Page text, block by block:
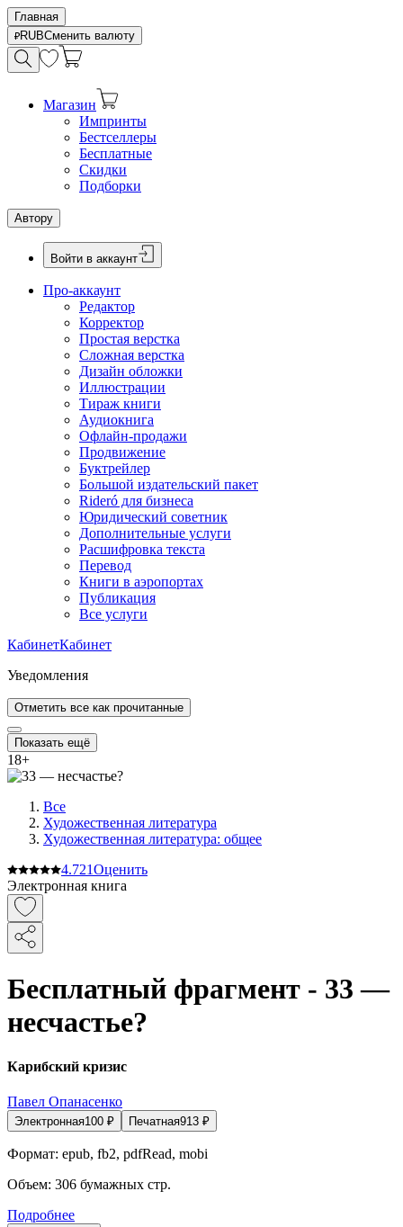
Главная
RUBСменить валюту
Магазин
Импринты
Бестселлеры
Бесплатные
Скидки
Подборки
Автору
Войти в аккаунт
Про-аккаунт
Редактор
Корректор
Простая верстка
Сложная верстка
Дизайн обложки
Иллюстрации
Тираж книги
Аудиокнига
Офлайн-продажи
Продвижение
Буктрейлер
Большой издательский пакет
Rideró для бизнеса
Юридический советник
Дополнительные услуги
Расшифровка текста
Перевод
Книги в аэропортах
Публикация
Все услуги
КабинетКабинет
Уведомления
Отметить все как прочитанные
Показать ещё
18+
Все
Художественная литература
Художественная литература: общее
4.721Оценить
Электронная книга
Бесплатный фрагмент - 33 —
несчастье?
Карибский кризис
Павел Опанасенко
Электронная100 ₽ Печатная913 ₽
Формат: epub, fb2, pdfRead, mobi
Объем: 306 бумажных стр.
Подробнее